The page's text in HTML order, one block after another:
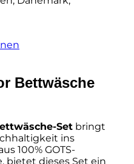
Bettwäsche
Set bringt
ins
100% GOTS-
bietet dieses Set ein